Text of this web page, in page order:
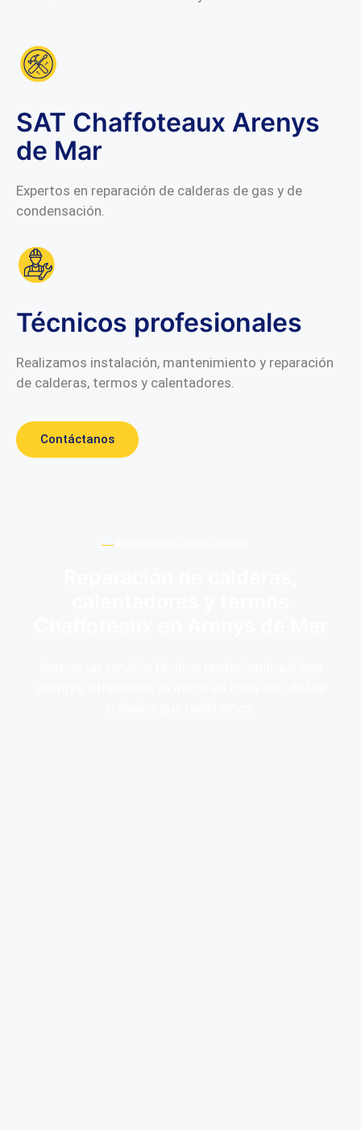
SAT Chaffoteaux Arenys
de Mar
Expertos en reparación de calderas de gas y de
condensación.
Técnicos profesionales
Realizamos instalación, mantenimiento y reparación
de calderas, termos y calentadores.
Contáctanos